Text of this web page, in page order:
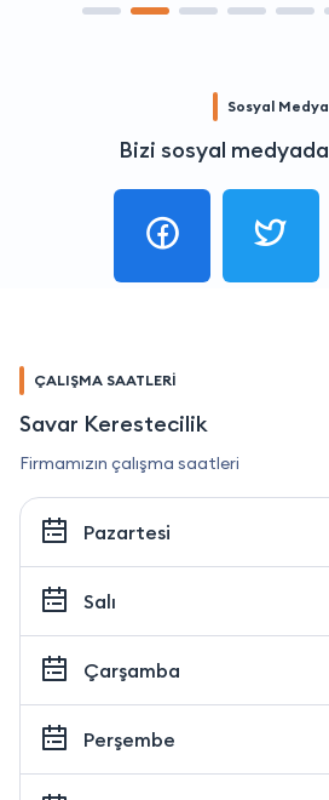
Sosyal Medya
Bizi sosyal
ÇALIŞMA SAATLERİ
Savar Kerestecilik
Firmamızın çalışma saatleri
Pazartesi
Salı
Çarşamba
Perşembe